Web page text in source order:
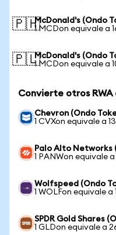
🇵🇭McDonald's (Ondo
1 MCDon equivale a
🇵🇱McDonald's (Ondo
1 MCDon equivale a
Convierte otros RWA
Chevron (Ondo
1 CVXon equivale a
Palo Alto Networks
1 PANWon equivale
Wolfspeed (Ondo
1 WOLFon equivale a
SPDR Gold Shares
1 GLDon equivale a